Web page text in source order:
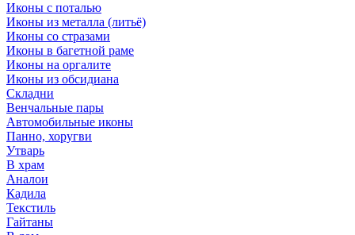
Иконы с поталью
Иконы из металла (литьё)
Иконы со стразами
Иконы в багетной раме
Иконы на оргалите
Иконы из обсидиана
Складни
Венчальные пары
Автомобильные иконы
Панно, хоругви
Утварь
В храм
Аналои
Кадила
Текстиль
Гайтаны